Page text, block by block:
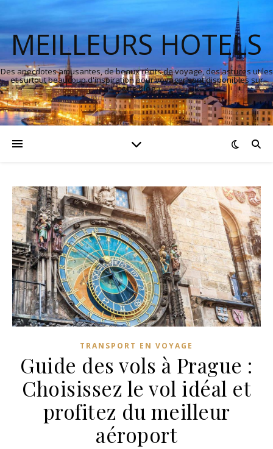
MEILLEURS HOTELS
Des anecdotes amusantes, de beaux récits de voyage, des astuces utiles
et surtout beaucoup d'inspiration pour voyager sont disponibles sur
notre blog.
TRANSPORT EN VOYAGE
Guide des vols à Prague :
Choisissez le vol idéal et
profitez du meilleur
aéroport